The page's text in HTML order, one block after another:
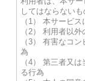
してはならないも
（1） 本サービ
（2） 利用者以
（3） 有害なコ
為
（4） 第三者又
る行為